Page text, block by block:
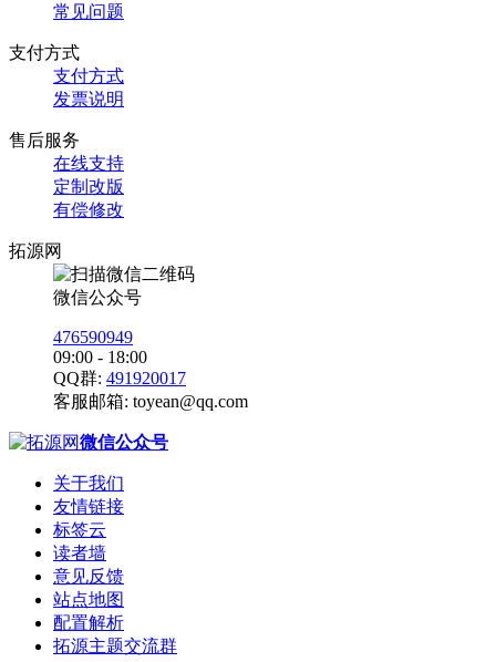
常见问题
支付方式
支付方式
发票说明
售后服务
在线支持
定制改版
有偿修改
拓源网
微信公众号
476590949
09:00 - 18:00
QQ群: 491920017
客服邮箱: toyean@qq.com
微信公众号
关于我们
友情链接
标签云
读者墙
意见反馈
站点地图
配置解析
拓源主题交流群